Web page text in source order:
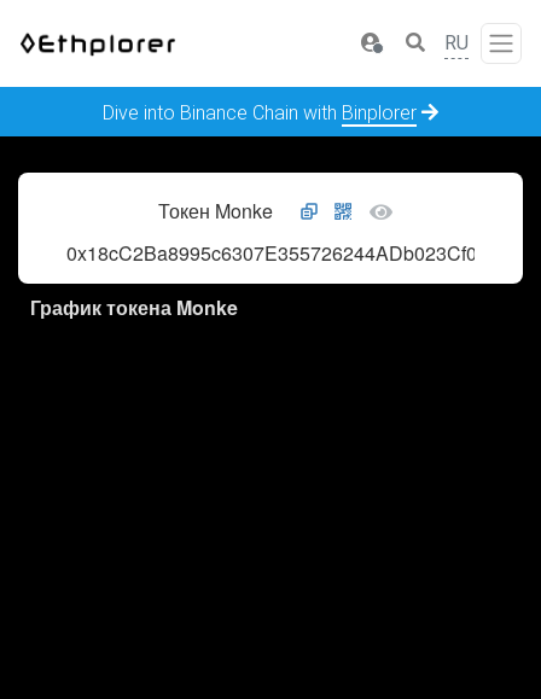
RU
Dive into Binance Chain with Binplorer
Токен Monke
0x18cC2Ba8995c6307E355726244ADb023Cf00522f
График токена Monke